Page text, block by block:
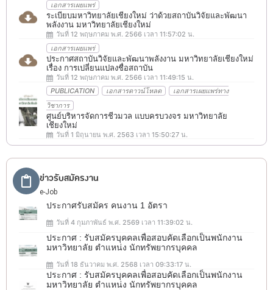
เอกสารเผยแพร่
ระเบียบมหาวิทยาลัยเชียงใหม่ ว่าด้วยสถาบันวิจัยและพัฒนา
พลังงาน มหาวิทยาลัยเชียงใหม่
วันที่ 12 พฤษภาคม พ.ศ. 2566 เวลา 11:57:02 น.
เอกสารเผยแพร่
ประกาศสถาบันวิจัยและพัฒนาพลังงาน มหาวิทยาลัยเชียงใหม่
เรื่อง การเปลี่ยนแปลงชื่อสถาบัน
วันที่ 12 พฤษภาคม พ.ศ. 2566 เวลา 11:49:15 น.
PUBLICATION
เอกสารดาวน์โหลด
เอกสารเผยแพร่ทาง
วิชาการ
ศูนย์บริหารจัดการชีวมวล แบบครบวงจร มหาวิทยาลัย
เชียงใหม่
วันที่ 1 มิถุนายน พ.ศ. 2563 เวลา 15:50:27 น.
ข่าวรับสมัครงาน
e-Job
ประกาศรับสมัคร คนงาน 1 อัตรา
วันที่ 4 กุมภาพันธ์ พ.ศ. 2569 เวลา 11:39:02 น.
ประกาศ : รับสมัครบุคคลเพื่อสอบคัดเลือกเป็นพนักงาน
มหาวิทยาลัย ตำแหน่ง นักทรัพยากรบุคคล
วันที่ 18 ธันวาคม พ.ศ. 2568 เวลา 09:33:17 น.
ประกาศ : รับสมัครบุคคลเพื่อสอบคัดเลือกเป็นพนักงาน
มหาวิทยาลัย ตำแหน่ง นักทรัพยากรบุคคล